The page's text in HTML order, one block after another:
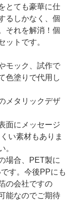
とても豪華に仕
るしかなく、個
それを解消！個
ットです。
モック、試作で
色塗りで代用し
メタリックデザ
面にメッセージ
い素材もありま
。
場合、PET製に
す。今後PPにも
の会社ですの
能なのでご期待